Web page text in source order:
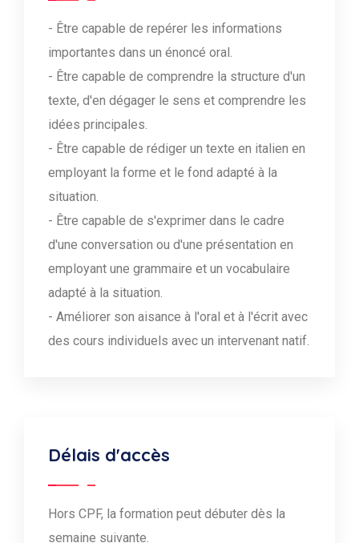
- Être capable de repérer les informations
importantes dans un énoncé oral.
- Être capable de comprendre la structure d'un
texte, d'en dégager le sens et comprendre les
idées principales.
- Être capable de rédiger un texte en italien en
employant la forme et le fond adapté à la
situation.
- Être capable de s'exprimer dans le cadre
d'une conversation ou d'une présentation en
employant une grammaire et un vocabulaire
adapté à la situation.
- Améliorer son aisance à l'oral et à l'écrit avec
des cours individuels avec un intervenant natif.
Délais d'accès
Hors CPF, la formation peut débuter dès la
semaine suivante.